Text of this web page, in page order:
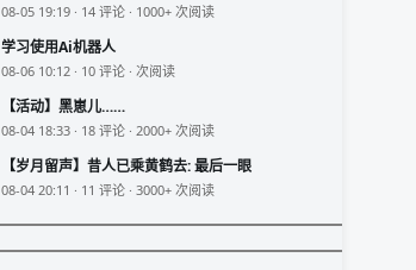
08-05 19:19 · 14 评论 · 1000+ 次阅读
学习使用Ai机器人
08-06 10:12 · 10 评论 · 次阅读
【活动】黑崽儿……
08-04 18:33 · 18 评论 · 2000+ 次阅读
【岁月留声】昔人已乘黄鹤去: 最后一眼
08-04 20:11 · 11 评论 · 3000+ 次阅读